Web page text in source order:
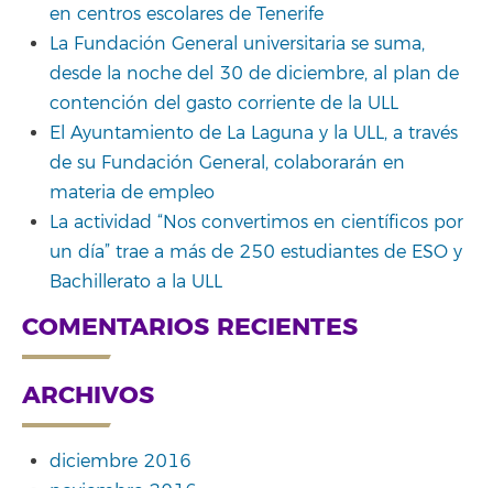
en centros escolares de Tenerife
La Fundación General universitaria se suma,
desde la noche del 30 de diciembre, al plan de
contención del gasto corriente de la ULL
El Ayuntamiento de La Laguna y la ULL, a través
de su Fundación General, colaborarán en
materia de empleo
La actividad “Nos convertimos en científicos por
un día” trae a más de 250 estudiantes de ESO y
Bachillerato a la ULL
COMENTARIOS RECIENTES
ARCHIVOS
diciembre 2016